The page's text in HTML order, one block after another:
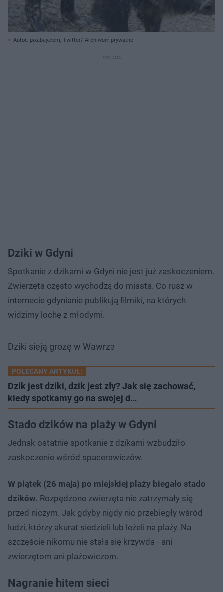
Autor: pixabay.com, Twitter/ Archiwum prywatne
Dziki w Gdyni
Spotkanie z dzikami w Gdyni nie jest już zaskoczeniem.
Zwierzęta często wychodzą do miasta. Co rusz w
internecie gdynianie publikują filmiki, na których
widzimy lochę z młodymi.
Dziki sieją grozę w Wawrze
POLECANY ARTYKUŁ:
Dzik jest dziki, dzik jest zły? Jak się zachować,
kiedy spotkamy go na swojej d…
Stado dzików na plaży w Gdyni
Jednak ostatnie spotkanie z dzikami wzbudziło
zaskoczenie wśród spacerowiczów.
W piątek (26 maja) po miejskiej plaży biegało stado
dzików. Rozpędzone zwierzęta nie zatrzymały się
przed niczym. Jak gdyby nigdy nic przebiegły wśród
ludzi, którzy akurat siedzieli lub leżeli na plaży. Na
szczęście nikomu nie stała się krzywda - ani
zwierzętom ani plażowiczom.
Nagranie hitem sieci